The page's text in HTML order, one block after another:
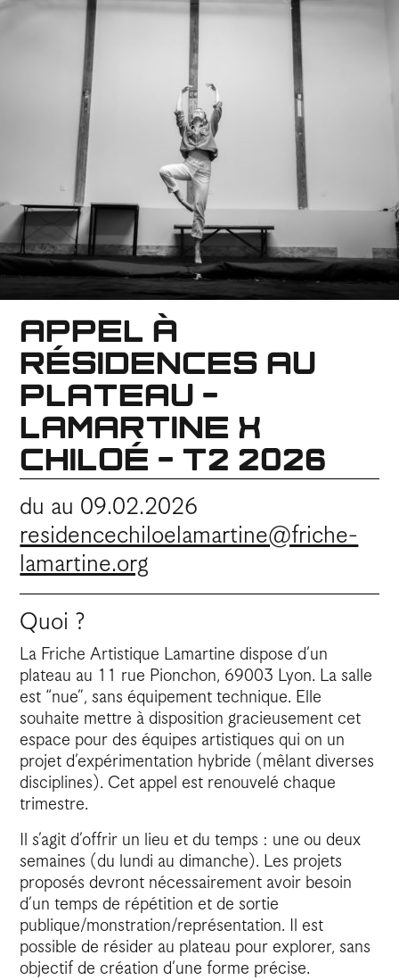
APPEL À
RÉSIDENCES AU
PLATEAU -
LAMARTINE X
CHILOÉ - T2 2026
du au 09.02.2026
residencechiloelamartine@friche-
lamartine.org
Quoi ?
La Friche Artistique Lamartine dispose d’un
plateau au 11 rue Pionchon, 69003 Lyon. La salle
est “nue”, sans équipement technique. Elle
souhaite mettre à disposition gracieusement cet
espace pour des équipes artistiques qui on un
projet d’expérimentation hybride (mêlant diverses
disciplines). Cet appel est renouvelé chaque
trimestre.
Il s’agit d’offrir un lieu et du temps : une ou deux
semaines (du lundi au dimanche). Les projets
proposés devront nécessairement avoir besoin
d’un temps de répétition et de sortie
publique/monstration/représentation. Il est
possible de résider au plateau pour explorer, sans
objectif de création d’une forme précise.